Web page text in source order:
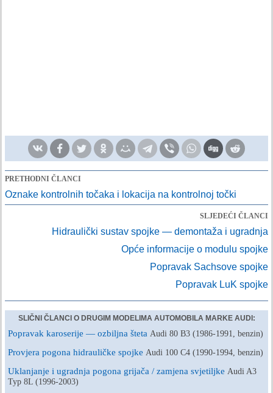
PRETHODNI ČLANCI
Oznake kontrolnih točaka i lokacija na kontrolnoj točki
SLJEDEĆI ČLANCI
Hidraulički sustav spojke — demontaža i ugradnja
Opće informacije o modulu spojke
Popravak Sachsove spojke
Popravak LuK spojke
SLIČNI ČLANCI O DRUGIM MODELIMA AUTOMOBILA MARKE AUDI:
Popravak karoserije — ozbiljna šteta Audi 80 B3 (1986-1991, benzin)
Provjera pogona hidrauličke spojke Audi 100 C4 (1990-1994, benzin)
Uklanjanje i ugradnja pogona grijača / zamjena svjetiljke Audi A3
Typ 8L (1996-2003)